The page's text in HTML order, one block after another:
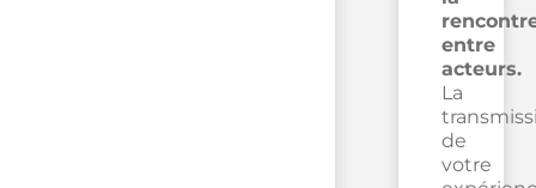
entre
acteurs.
La
de
votre